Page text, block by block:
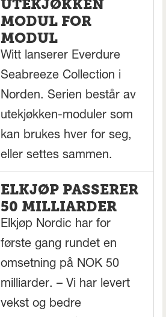
UTEKJØKKEN
MODUL FOR
MODUL
Witt lanserer Everdure
Seabreeze Collection i
Norden. Serien består av
utekjøkken-moduler som
kan brukes hver for seg,
eller settes sammen.
ELKJØP PASSERER
50 MILLIARDER
Elkjøp Nordic har for
første gang rundet en
omsetning på NOK 50
milliarder. – Vi har levert
vekst og bedre